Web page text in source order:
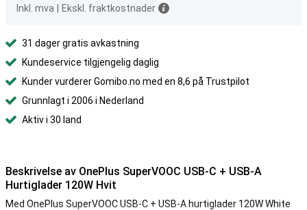
Inkl. mva Ekskl. fraktkostnader
31 dager gratis avkastning
Kundeservice tilgjengelig daglig
Kunder vurderer Gomibo.no med en 8,6 på Trustpilot
Grunnlagt i 2006 i Nederland
Aktiv i 30 land
Beskrivelse av OnePlus SuperVOOC USB-C + USB-A
Hurtiglader 120W Hvit
Med OnePlus SuperVOOC USB-C + USB-A hurtiglader 120W White